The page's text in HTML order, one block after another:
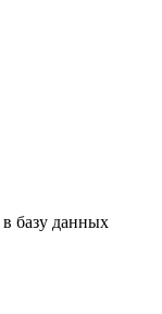
базу данных